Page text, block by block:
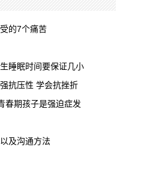
的7个痛苦
睡眠时间要保证几小
抗压性 学会抗挫折
春期孩子是强迫症发
及沟通方法